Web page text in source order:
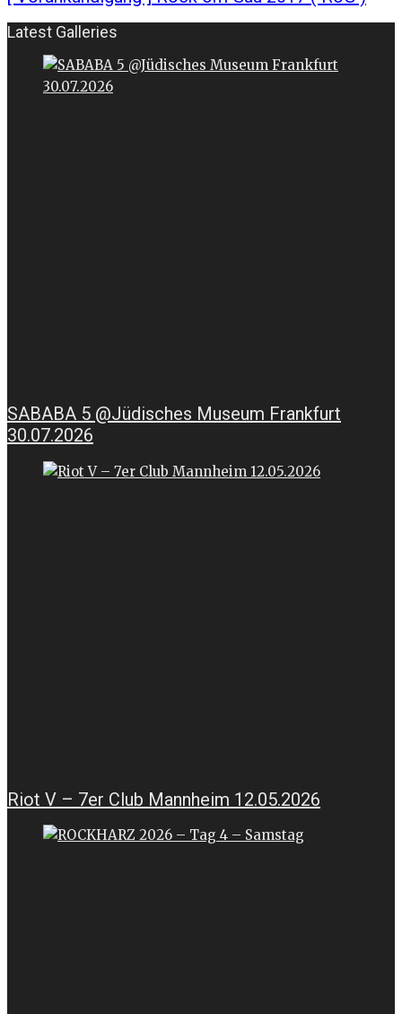
Latest Galleries
SABABA 5 @Jüdisches Museum Frankfurt
30.07.2026
Riot V – 7er Club Mannheim 12.05.2026